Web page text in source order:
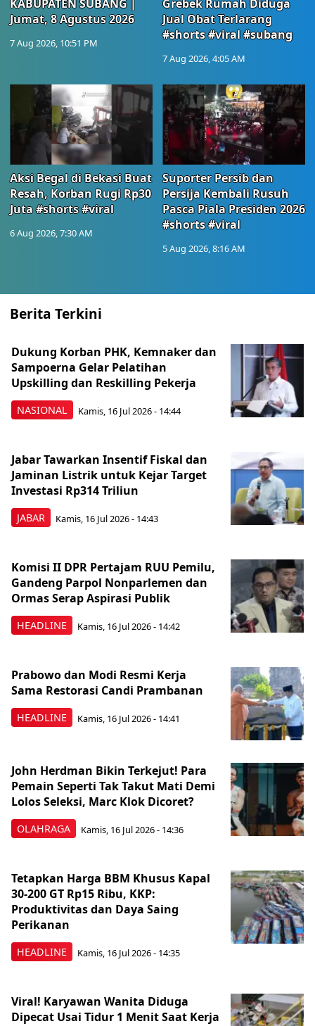
KABUPATEN SUBANG |
Jumat, 8 Agustus 2026
7 Aug 2026, 10:51 PM
Grebek Rumah Diduga
Jual Obat Terlarang
#shorts #viral #subang
7 Aug 2026, 4:05 AM
Aksi Begal di Bekasi Buat
Resah, Korban Rugi Rp30
Juta #shorts #viral
6 Aug 2026, 7:30 AM
Suporter Persib dan
Persija Kembali Rusuh
Pasca Piala Presiden 2026
#shorts #viral
5 Aug 2026, 8:16 AM
Berita Terkini
NASIONAL
Dukung Korban PHK, Kemnaker dan
Sampoerna Gelar Pelatihan
Upskilling dan Reskilling Pekerja
Kamis, 16 Jul 2026 - 14:44
JABAR
Jabar Tawarkan Insentif Fiskal dan
Jaminan Listrik untuk Kejar Target
Investasi Rp314 Triliun
Kamis, 16 Jul 2026 - 14:43
HEADLINE
Komisi II DPR Pertajam RUU Pemilu,
Gandeng Parpol Nonparlemen dan
Ormas Serap Aspirasi Publik
Kamis, 16 Jul 2026 - 14:42
HEADLINE
Prabowo dan Modi Resmi Kerja
Sama Restorasi Candi Prambanan
Kamis, 16 Jul 2026 - 14:41
OLAHRAGA
John Herdman Bikin Terkejut! Para
Pemain Seperti Tak Takut Mati Demi
Lolos Seleksi, Marc Klok Dicoret?
Kamis, 16 Jul 2026 - 14:36
HEADLINE
Tetapkan Harga BBM Khusus Kapal
30-200 GT Rp15 Ribu, KKP:
Produktivitas dan Daya Saing
Perikanan
Kamis, 16 Jul 2026 - 14:35
Viral! Karyawan Wanita Diduga
Dipecat Usai Tidur 1 Menit Saat Kerja